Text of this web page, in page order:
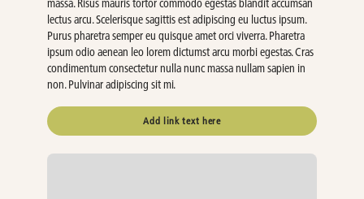
massa. Risus mauris tortor commodo egestas blandit accumsan
lectus arcu. Scelerisque sagittis est adipiscing eu luctus ipsum.
Purus pharetra semper eu quisque amet orci viverra. Pharetra
ipsum odio aenean leo lorem dictumst arcu morbi egestas. Cras
condimentum consectetur nulla nunc massa nullam sapien in
non. Pulvinar adipiscing sit mi.
Add link text here